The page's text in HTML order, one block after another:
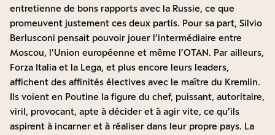
entretienne de bons rapports avec la Russie, ce que
promeuvent justement ces deux partis. Pour sa part, Silvio
Berlusconi pensait pouvoir jouer l’intermédiaire entre
Moscou, l’Union européenne et même l’OTAN. Par ailleurs,
Forza Italia et la Lega, et plus encore leurs leaders,
affichent des affinités électives avec le maître du Kremlin.
Ils voient en Poutine la figure du chef, puissant, autoritaire,
viril, provocant, apte à décider et à agir vite, ce qu’ils
aspirent à incarner et à réaliser dans leur propre pays. La